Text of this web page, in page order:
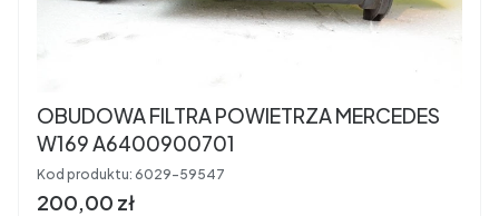
OBUDOWA FILTRA POWIETRZA MERCEDES
W169 A6400900701
Kod produktu: 6029-59547
Cena brutto
200,00 zł